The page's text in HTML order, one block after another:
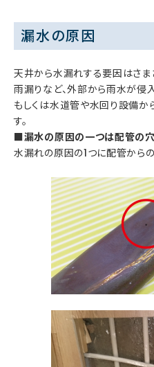
漏水の原因
天井から水漏れする要因はさま
雨漏りなど、外部から雨水が侵
もしくは水道管や水回り設備
す。
■漏水の原因の一つは配管の穴
水漏れの原因の1つに配管から